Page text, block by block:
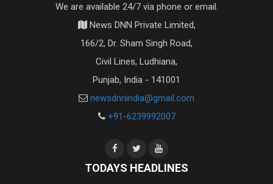
We are available 24/7 via phone or email.
News DNN Private Limited,
166/2, Dr. Sham Singh Road,
Civil Lines, Ludhiana,
Punjab, India - 141001
newsdnnindia@gmail.com
+91-6239992007
TODAYS HEADLINES